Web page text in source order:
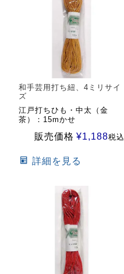
和手芸用打ち紐、4ミリサイ
ズ
江戸打ちひも・中太（金
茶）：15mかせ
販売価格 ¥1,188税込
詳細を見る